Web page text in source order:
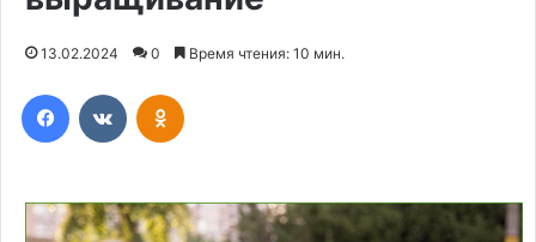
13.02.2024 0 Время чтения: 10 мин.